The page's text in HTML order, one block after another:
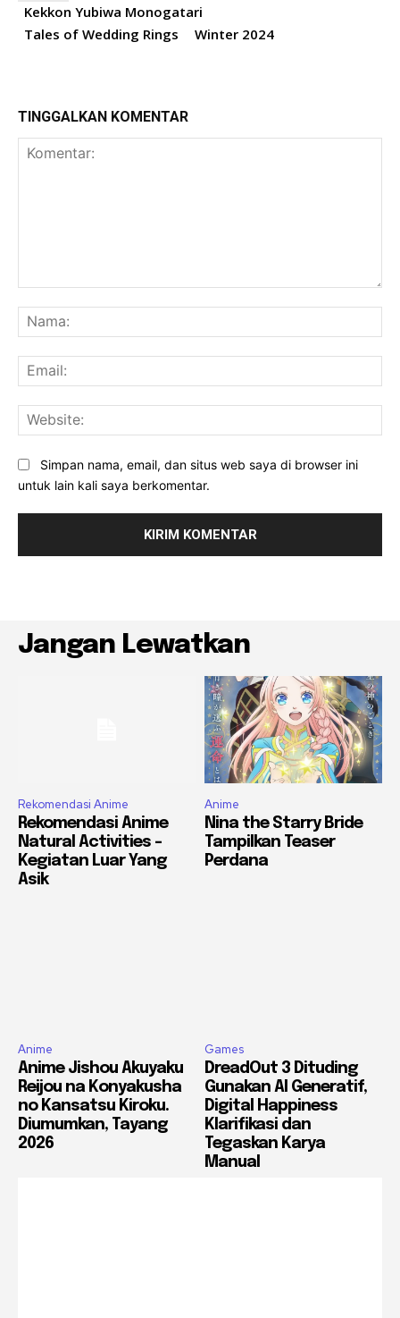
Kekkon Yubiwa Monogatari
Tales of Wedding Rings
Winter 2024
TINGGALKAN KOMENTAR
Simpan nama, email, dan situs web saya di browser ini
untuk lain kali saya berkomentar.
Jangan Lewatkan
Rekomendasi Anime
Rekomendasi Anime
Natural Activities –
Kegiatan Luar Yang
Asik
Anime
Nina the Starry Bride
Tampilkan Teaser
Perdana
Anime
Anime Jishou Akuyaku
Reijou na Konyakusha
no Kansatsu Kiroku.
Diumumkan, Tayang
2026
Games
DreadOut 3 Dituding
Gunakan AI Generatif,
Digital Happiness
Klarifikasi dan
Tegaskan Karya
Manual